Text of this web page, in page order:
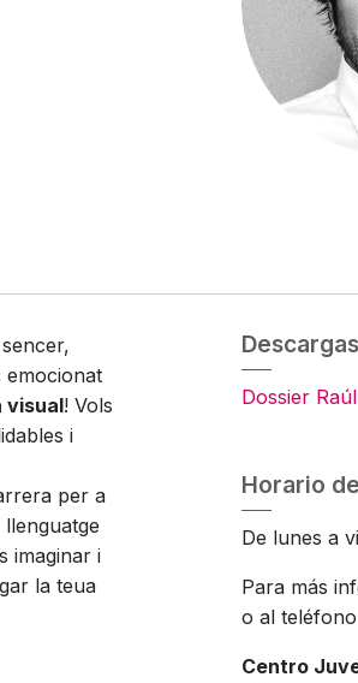
emocionat
visual! Vols
i
per a
imaginar i
la teua
Descargas
Dossier
Horario
De lunes a
Para más
o al
Centro